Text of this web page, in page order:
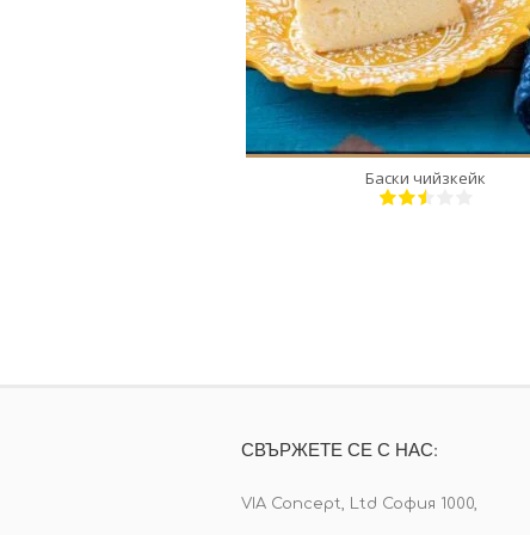
Баски чийзкейк
СВЪРЖЕТЕ СЕ С НАС:
VIA Concept, Ltd София 1000,